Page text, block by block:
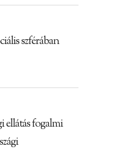
szférában
ellátás fogalmi